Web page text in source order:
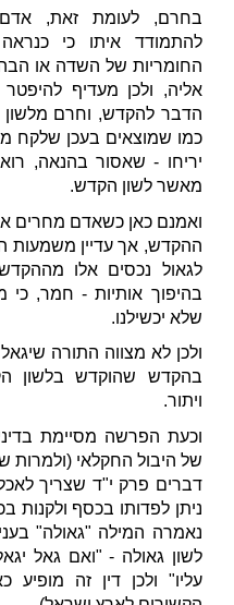
בחרם, לעומת זאת,
להתמודד איתו כי
החומריות של השדה או
אליה, ולכן מעדיף
הדבר להקדש, וחרם מלשון
כמו שמוצאים בעכן שלקח
יריחו - שאסור בהנאה,
מאשר לשון הקדש.
ואמנם כאן כשאדם מחרים
ההקדש, אך עדיין משמעות
לגאול נכסים אלו
בהיפוך אותיות - חמר,
שלא יכשילנו.
ולכן לא מצווה התורה
בהקדש שהוקדש בלשון
ויתור.
וכעת הפרשה מסיימת
של היבול החקלאי (ולמרות
דברים פרק י"ד שצריך
ניתן לפדותו בכסף ולקנות
נאמרה המילה "גאולה"
לשון גאולה - "ואם גאל
עליו" ולכן דין זה